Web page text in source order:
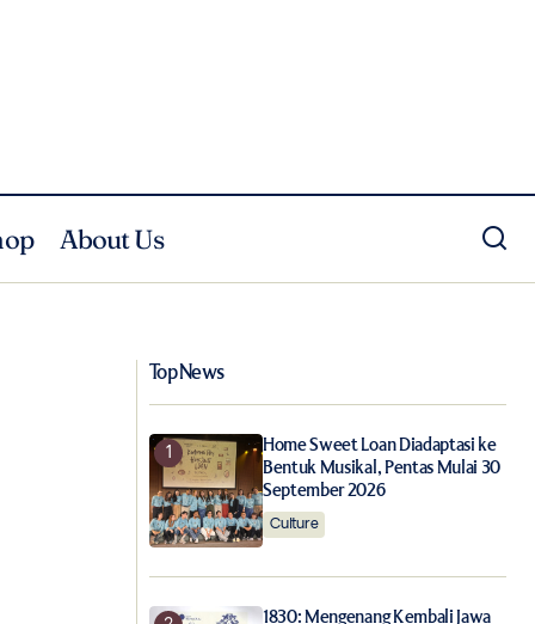
About Us
Top News
Home Sweet Loan Diadaptasi ke
Bentuk Musikal, Pentas Mulai 30
September 2026
Culture
1830: Mengenang Kembali Jawa